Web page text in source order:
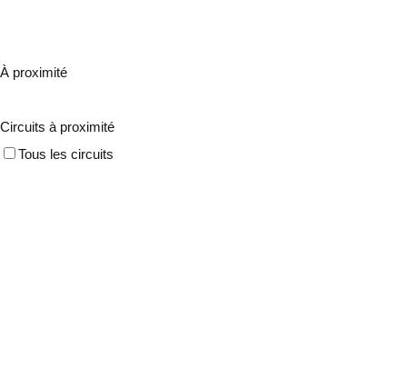
À proximité
Circuits à proximité
Tous les circuits